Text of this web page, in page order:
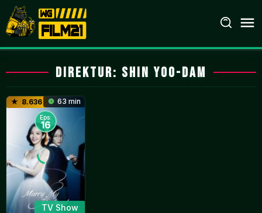
Loncat
ke
konten
Direktur: Shin Yoo-dam
8.636 63 min
Eps:
16
TV Show